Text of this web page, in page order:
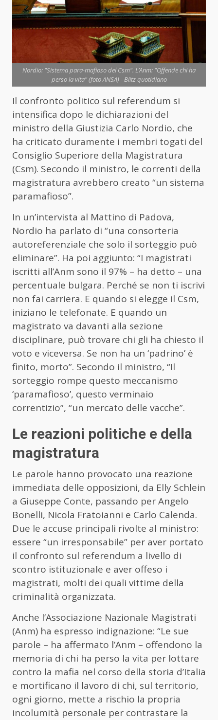
Nordio: "Sistema para-mafioso del Csm". L’Anm: "Offende chi ha
perso la vita" (foto ANSA) - Blitz quotidiano
Il confronto politico sul referendum si
intensifica dopo le dichiarazioni del
ministro della Giustizia Carlo Nordio, che
ha criticato duramente i membri togati del
Consiglio Superiore della Magistratura
(Csm). Secondo il ministro, le correnti della
magistratura avrebbero creato “un sistema
paramafioso”.
In un’intervista al Mattino di Padova,
Nordio ha parlato di “una consorteria
autoreferenziale che solo il sorteggio può
eliminare”. Ha poi aggiunto: “I magistrati
iscritti all’Anm sono il 97% – ha detto – una
percentuale bulgara. Perché se non ti iscrivi
non fai carriera. E quando si elegge il Csm,
iniziano le telefonate. E quando un
magistrato va davanti alla sezione
disciplinare, può trovare chi gli ha chiesto il
voto e viceversa. Se non ha un ‘padrino’ è
finito, morto”. Secondo il ministro, “Il
sorteggio rompe questo meccanismo
‘paramafioso’, questo verminaio
correntizio”, “un mercato delle vacche”.
Le reazioni politiche e della
magistratura
Le parole hanno provocato una reazione
immediata delle opposizioni, da Elly Schlein
a Giuseppe Conte, passando per Angelo
Bonelli, Nicola Fratoianni e Carlo Calenda.
Due le accuse principali rivolte al ministro:
essere “un irresponsabile” per aver portato
il confronto sul referendum a livello di
scontro istituzionale e aver offeso i
magistrati, molti dei quali vittime della
criminalità organizzata.
Anche l’Associazione Nazionale Magistrati
(Anm) ha espresso indignazione: “Le sue
parole – ha affermato l’Anm – offendono la
memoria di chi ha perso la vita per lottare
contro la mafia nel corso della storia d’Italia
e mortificano il lavoro di chi, sul territorio,
ogni giorno, mette a rischio la propria
incolumità personale per contrastare la